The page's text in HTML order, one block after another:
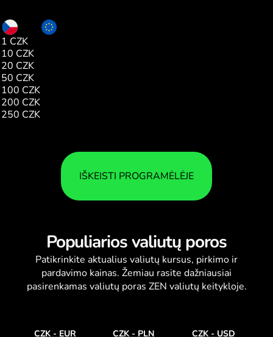
CZK
1 CZK
10 CZK
20 CZK
50 CZK
100 CZK
200 CZK
250 CZK
IŠKEISTI PROGRAMĖLĖJE
Populiarios valiutų poros
Patikrinkite aktualius valiutų kursus, pirkimo ir
pardavimo kainas. Žemiau rasite dažniausiai
pasirenkamas valiutų poras ZEN valiutų keitykloje.
CZK - EUR CZK - PLN CZK - USD